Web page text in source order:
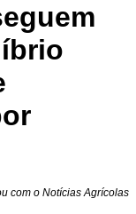
com o Notícias Agrícolas